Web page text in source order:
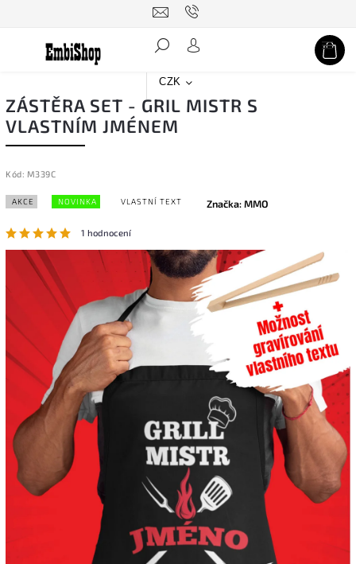
CZK
Hledat
ZÁSTĚRA SET - GRIL MISTR S
VLASTNÍM JMÉNEM
Kód: M339C
AKCE NOVINKA VLASTNÍ TEXT
1 hodnocení
Značka:MMO